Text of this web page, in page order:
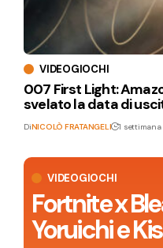
VIDEOGIOCHI
Fortnite x
Yoruichi e
VIDEOGIOCHI
007 First Light:
svelato la data di
DiNICOLÒ FRATANGELI 1